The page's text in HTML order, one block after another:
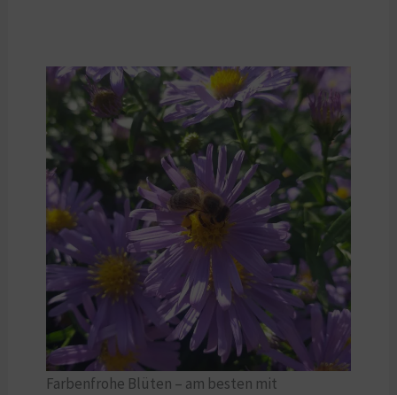
Farbenfrohe Blüten – am besten mit